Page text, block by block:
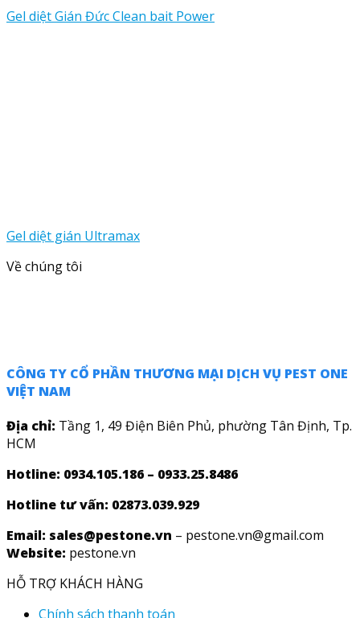
Gel diệt Gián Đức Clean bait Power
Gel diệt gián Ultramax
Về chúng tôi
CÔNG TY CỔ PHẦN THƯƠNG MẠI DỊCH VỤ PEST ONE
VIỆT NAM
Địa chỉ: Tầng 1, 49 Điện Biên Phủ, phường Tân Định, Tp.
HCM
Hotline: 0934.105.186 – 0933.25.8486
Hotline tư vấn: 02873.039.929
Email: sales@pestone.vn – pestone.vn@gmail.com
Website: pestone.vn
HỖ TRỢ KHÁCH HÀNG
Chính sách thanh toán